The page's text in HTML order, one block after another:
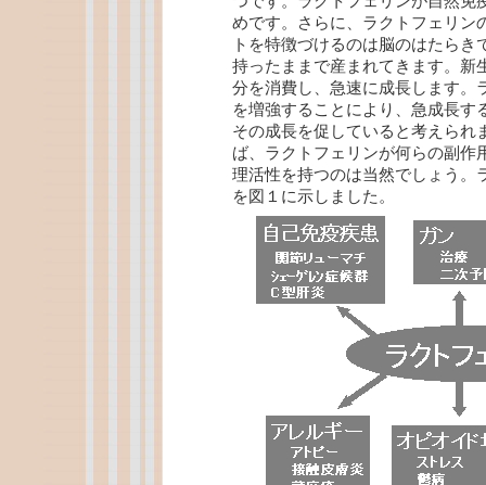
めです。さらに、ラクトフェリン
トを特徴づけるのは脳のはたら
持ったままで産まれてきます。新
分を消費し、急速に成長します。
を増強することにより、急成長す
その成長を促していると考えられ
ば、ラクトフェリンが何らの副作
理活性を持つのは当然でしょう。
を図１に示しました。